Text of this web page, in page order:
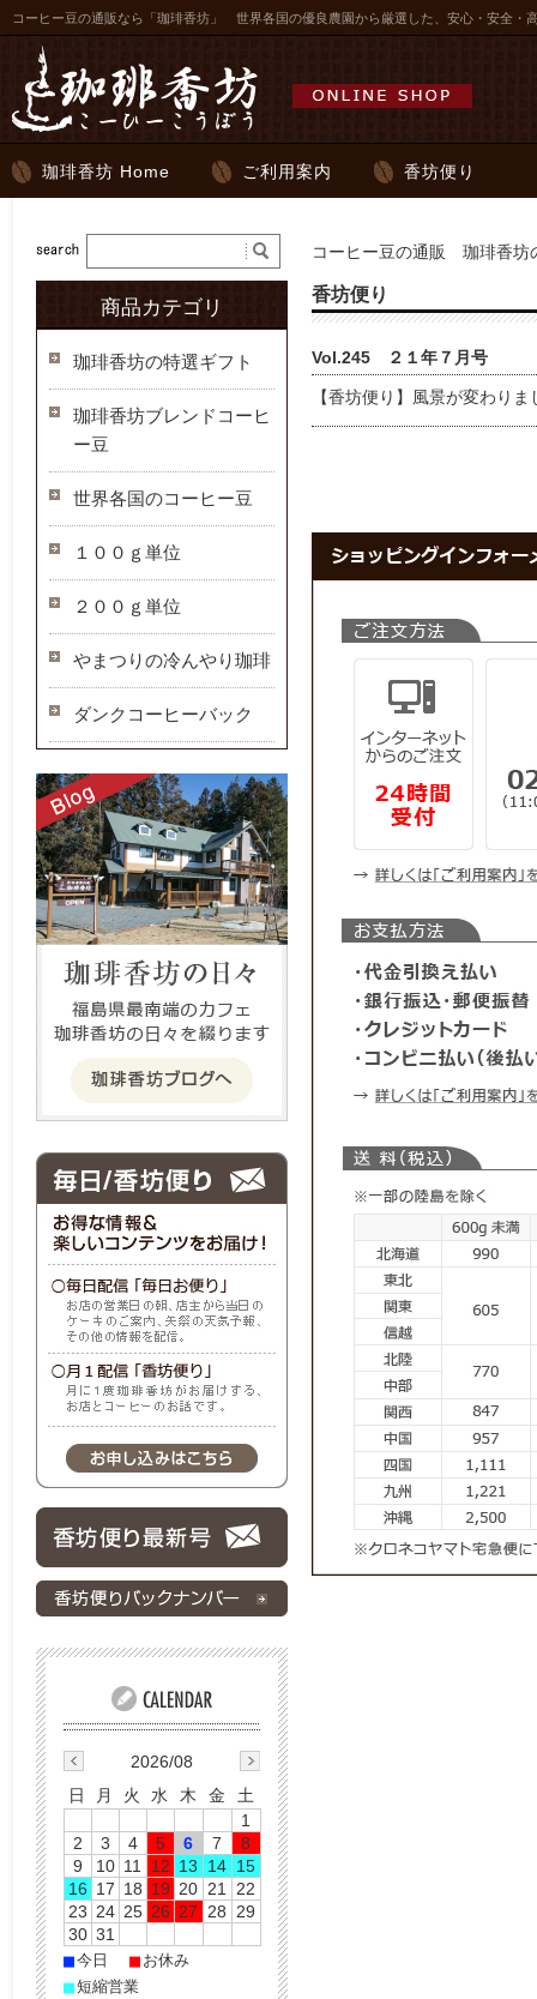
コーヒー豆の通販なら「珈琲香坊」 世界各国の優良農園から厳選した、安心・安全・
珈琲香坊 Home ご利用案内 香坊便り
コーヒー豆の通販 珈琲香坊
香坊便り
Vol.245 ２１年７月号
【香坊便り】風景が変わりま
商品カテゴリ
珈琲香坊の特選ギフト
珈琲香坊ブレンドコーヒ
ー豆
世界各国のコーヒー豆
１００ｇ単位
２００ｇ単位
やまつりの冷んやり珈琲
ダンクコーヒーバック
2026/08
日
月 火 水 木 金
土
1
2
3 4 5 6 7
8
9
10 11 12 13 14 15
16 17 18 19 20 21
22
23 24 25 26 27 28
29
30 31
■今日 ■ お休み
■短縮営業